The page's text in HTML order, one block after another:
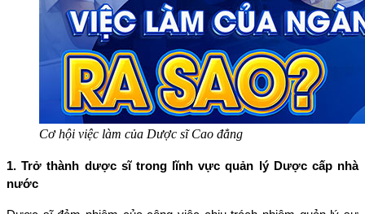
Cơ hội việc làm của Dược sĩ Cao đẳng
1. Trở thành dược sĩ trong lĩnh vực quản lý Dược cấp nhà
nước